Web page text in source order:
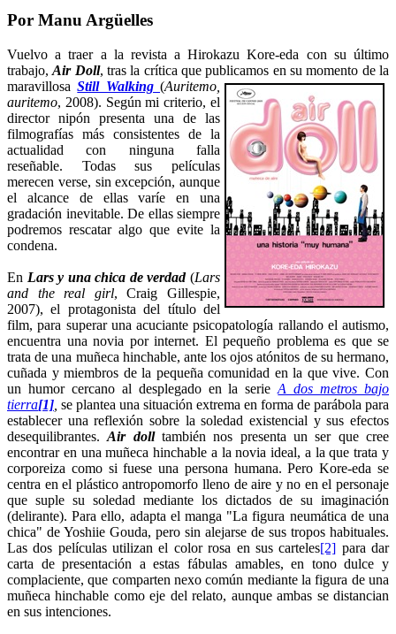
Por Manu Argüelles
Vuelvo a traer a la revista a Hirokazu Kore-eda con su último
trabajo,Air Doll, tras la crítica que publicamos en su momento de la
maravillosaStill Walking(Auritemo,
auritemo, 2008). Según mi criterio, el
director nipón presenta una de las
filmografías más consistentes de la
actualidad con ninguna falla
reseñable. Todas sus películas
merecen verse, sin excepción, aunque
el alcance de ellas varíe en una
gradación inevitable. De ellas siempre
podremos rescatar algo que evite la
condena.
En Lars y una chica de verdad(Lars
and the real girl, Craig Gillespie,
2007), el protagonista del título del
film, para superar una acuciante psicopatología rallando el autismo,
encuentra una novia por internet. El pequeño problema es que se
trata de una muñeca hinchable, ante los ojos atónitos de su hermano,
cuñada y miembros de la pequeña comunidad en la que vive. Con
un humor cercano al desplegado en la serieA dos metros bajo
tierra[1] se plantea una situación extrema en forma de parábola para
establecer una reflexión sobre la soledad existencial y sus efectos
desequilibrantes.Air dolltambién nos presenta un ser que cree
encontrar en una muñeca hinchable a la novia ideal, a la que trata y
corporeiza como si fuese una persona humana. Pero Kore-eda se
centra en el plástico antropomorfo lleno de aire y no en el personaje
que suple su soledad mediante los dictados de su imaginación
(delirante). Para ello, adapta el manga "La figura neumática de una
chica" de Yoshiie Gouda, pero sin alejarse de sus tropos habituales.
Las dos películas utilizan el color rosa en sus carteles[2] para dar
carta de presentación a estas fábulas amables, en tono dulce y
complaciente, que comparten nexo común mediante la figura de una
muñeca hinchable como eje del relato, aunque ambas se distancian
en sus intenciones.